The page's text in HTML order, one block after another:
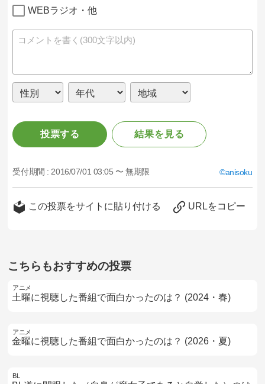
WEBラジオ・他
投票する 結果を見る
受付期間 :2016/07/01 03:05 〜 無期限 anisoku
この投票をサイトに貼り付ける URLをコピー
こちらもおすすめの投票
アニメ
土曜に視聴した番組で面白かったのは？ (2024・春)
アニメ
金曜に視聴した番組で面白かったのは？ (2026・夏)
BL